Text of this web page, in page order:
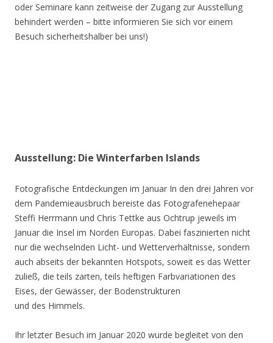
oder Seminare kann zeitweise der Zugang zur Ausstellung
behindert werden – bitte informieren Sie sich vor einem
Besuch sicherheitshalber bei uns!)
Ausstellung: Die Winterfarben Islands
Fotografische Entdeckungen im Januar In den drei Jahren vor
dem Pandemieausbruch bereiste das Fotografenehepaar
Steffi Herrmann und Chris Tettke aus Ochtrup jeweils im
Januar die Insel im Norden Europas. Dabei faszinierten nicht
nur die wechselnden Licht- und Wetterverhältnisse, sondern
auch abseits der bekannten Hotspots, soweit es das Wetter
zuließ, die teils zarten, teils heftigen Farbvariationen des
Eises, der Gewässer, der Bodenstrukturen
und des Himmels.
Ihr letzter Besuch im Januar 2020 wurde begleitet von den